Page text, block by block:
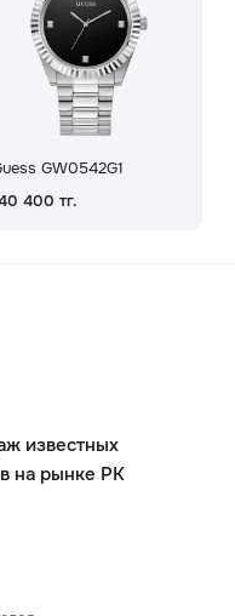
GW0542G1
400 тг.
известных
на рынке РК